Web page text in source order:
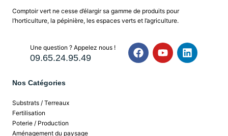
Comptoir vert ne cesse d’élargir sa gamme de produits pour
l’horticulture, la pépinière, les espaces verts et l’agriculture.
Une question ? Appelez nous !
09.65.24.95.49
Nos Catégories
Substrats / Terreaux
Fertilisation
Poterie / Production
Aménagement du paysage